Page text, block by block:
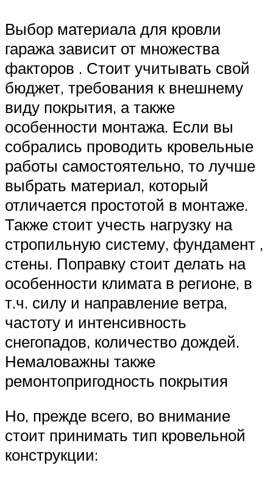
Выбор материала для кровли
гаража зависит от множества
факторов . Стоит учитывать свой
бюджет, требования к внешнему
виду покрытия, а также
особенности монтажа. Если вы
собрались проводить кровельные
работы самостоятельно, то лучше
выбрать материал, который
отличается простотой в монтаже.
Также стоит учесть нагрузку на
стропильную систему, фундамент ,
стены. Поправку стоит делать на
особенности климата в регионе, в
т.ч. силу и направление ветра,
частоту и интенсивность
снегопадов, количество дождей.
Немаловажны также
ремонтопригодность покрытия
Но, прежде всего, во внимание
стоит принимать тип кровельной
конструкции: